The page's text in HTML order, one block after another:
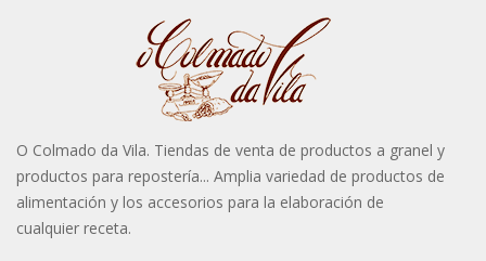
O Colmado da Vila. Tiendas de venta de productos a granel y
productos para repostería... Amplia variedad de productos de
alimentación y los accesorios para la elaboración de
cualquier receta.